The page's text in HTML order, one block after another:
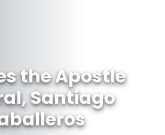
the Apostle
Santiago